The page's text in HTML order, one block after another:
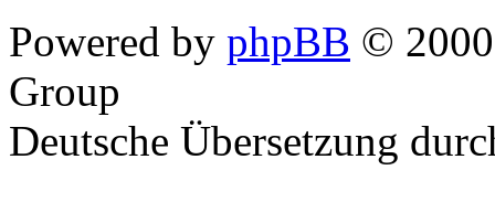
Powered by phpBB ©
Group
Deutsche Übersetzung